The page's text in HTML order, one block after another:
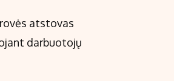
atstovas
darbuotojų